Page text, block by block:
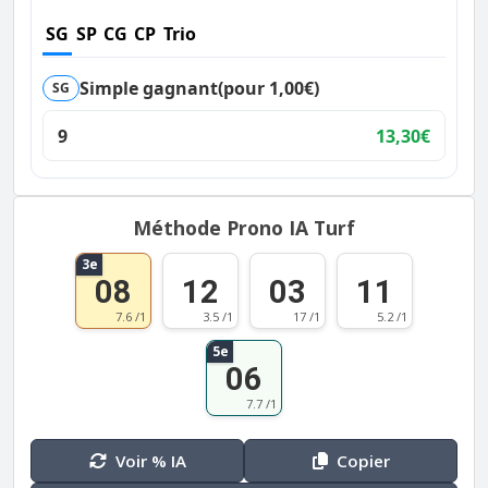
SG SP CG CP Trio
SG Simple gagnant(pour 1,00€)
9
13,30€
Méthode Prono IA Turf
3e
08
7.6 /1
12
3.5 /1
03
17 /1
11
5.2 /1
5e
06
7.7 /1
Voir % IA Copier